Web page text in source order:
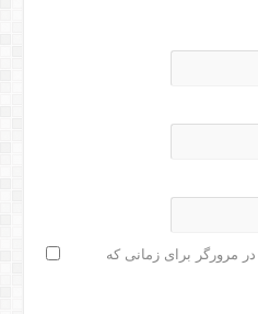
مرورگر برای زمانی که